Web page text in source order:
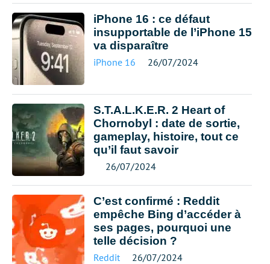
iPhone 16 : ce défaut
insupportable de l’iPhone 15
va disparaître
iPhone 16 26/07/2024
S.T.A.L.K.E.R. 2 Heart of
Chornobyl : date de sortie,
gameplay, histoire, tout ce
qu’il faut savoir
26/07/2024
C’est confirmé : Reddit
empêche Bing d’accéder à
ses pages, pourquoi une
telle décision ?
Reddit 26/07/2024